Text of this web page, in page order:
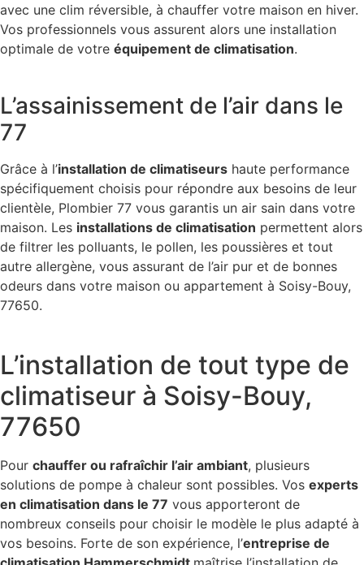
avec une clim réversible, à chauffer votre maison en hiver.
Vos professionnels vous assurent alors une installation
optimale de votre équipement de climatisation.
L’assainissement de l’air dans le
77
Grâce à l’installation de climatiseurs haute performance
spécifiquement choisis pour répondre aux besoins de leur
clientèle, Plombier 77 vous garantis un air sain dans votre
maison. Les installations de climatisation permettent alors
de filtrer les polluants, le pollen, les poussières et tout
autre allergène, vous assurant de l’air pur et de bonnes
odeurs dans votre maison ou appartement à Soisy-Bouy,
77650.
L’installation de tout type de
climatiseur à Soisy-Bouy,
77650
Pour chauffer ou rafraîchir l’air ambiant, plusieurs
solutions de pompe à chaleur sont possibles. Vos experts
en climatisation dans le 77 vous apporteront de
nombreux conseils pour choisir le modèle le plus adapté à
vos besoins. Forte de son expérience, l’entreprise de